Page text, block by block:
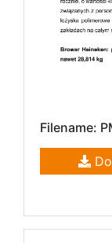
Filename: